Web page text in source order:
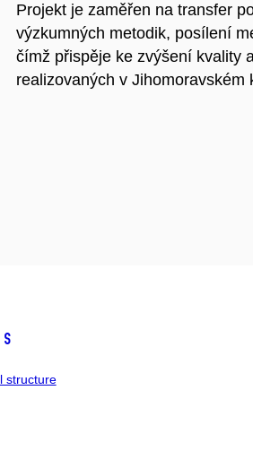
Projekt je zaměřen na transfer
výzkumných metodik, posílení
čímž přispěje ke zvýšení kvality
realizovaných v Jihomoravském
structure